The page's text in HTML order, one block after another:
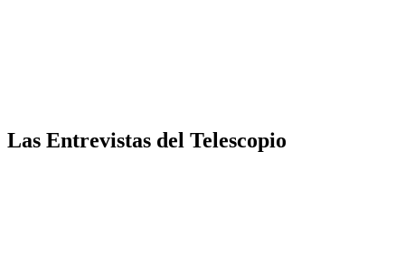
Las Entrevistas del Telescopio